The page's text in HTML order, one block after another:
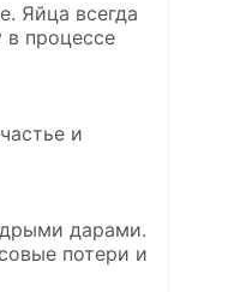
Яйца всегда
в процессе
и
дарами.
потери и